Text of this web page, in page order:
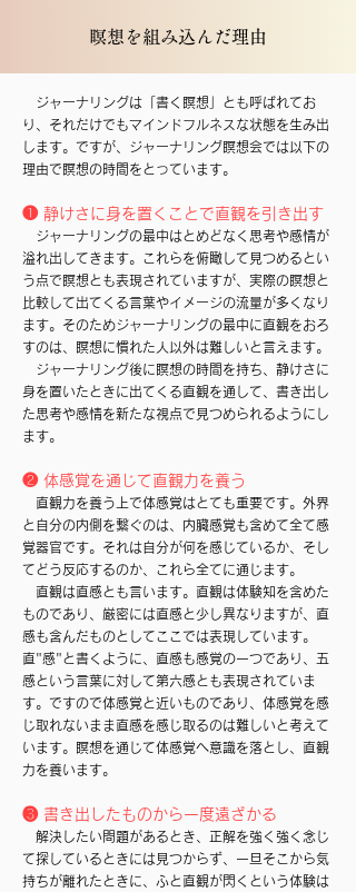
​瞑想を組み込んだ理由
ジャーナリングは「書く瞑想」とも呼ばれてお
り、それだけでもマインドフルネスな状態を生み出
します。ですが、ジャーナリング瞑想会では以下の
理由で瞑想の時間をとっています。
❶ 静けさに身を置くことで直観を引き出す
ジャーナリングの最中はとめどなく思考や感情が
溢れ出してきます。これらを俯瞰して見つめるとい
う点で瞑想とも表現されていますが、実際の瞑想と
比較して出てくる言葉やイメージの流量が多くなり
ます。そのためジャーナリングの最中に直観をおろ
すのは、瞑想に慣れた人以外は難しいと言えます。
ジャーナリング後に瞑想の時間を持ち、静けさに
身を置いたときに出てくる直観を通して、書き出し
た思考や感情を新たな視点で見つめられるようにし
ます。
❷ 体感覚を通じて直観力を養う
直観力を養う上で体感覚はとても重要です。外界
と自分の内側を繋ぐのは、内臓感覚も含めて全て感
覚器官です。それは自分が何を感じているか、そし
てどう反応するのか、これら全てに通じます。
直観は直感とも言います。直観は体験知を含めた
ものであり、厳密には直感と少し異なりますが、直
感も含んだものとしてここでは表現しています。
直"感"と書くように、直感も感覚の一つであり、五
感という言葉に対して第六感とも表現されていま
す。ですので体感覚と近いものであり、体感覚を感
じ取れないまま直感を感じ取るのは難しいと考えて
います。瞑想を通じて体感覚へ意識を落とし、直観
力を養います。
❸ 書き出したものから一度遠ざかる
解決したい問題があるとき、正解を強く強く念じ
て探しているときには見つからず、一旦そこから気
持ちが離れたときに、ふと直観が閃くという体験は